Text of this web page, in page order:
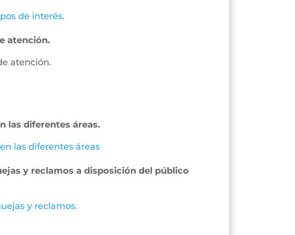
de interés.
atención.
atención.
las diferentes áreas.
las diferentes áreas
y reclamos a disposición del público
y reclamos.